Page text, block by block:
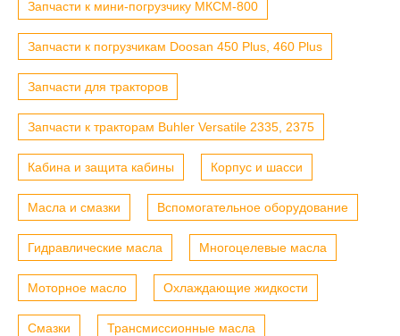
Запчасти к мини-погрузчику МКСМ-800
Запчасти к погрузчикам Doosan 450 Plus, 460 Plus
Запчасти для тракторов
Запчасти к тракторам Buhler Versatile 2335, 2375
Кабина и защита кабины Корпус и шасси
Масла и смазки Вспомогательное оборудование
Гидравлические масла Многоцелевые масла
Моторное масло Охлаждающие жидкости
Смазки Трансмиссионные масла